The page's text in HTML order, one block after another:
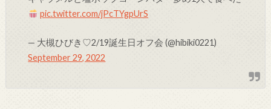
pic.twitter.com/jPcTYgpUrS
— 大槻ひびき♡2/19誕生日オフ会 (@hibiki0221)
September 29, 2022